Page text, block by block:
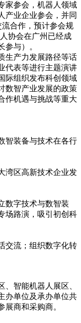
家参会，机器人领域
产业企业参会，并同
合作，预计参会规
协会在广州已经成
参与）。
生产力发展路径等话
代表等进行主题演讲
际组织发布科创领域
数智产业发展的政策
作机遇与挑战等重大
智装备与技术在各行
湾区高新技术企业发
数字技术与数智装
场路演，吸引初创科
交流；组织数字化转
智能机器人展区、
办单位及承办单位共
展商和采购商。